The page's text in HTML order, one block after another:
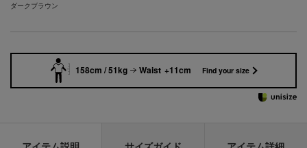
ダークブラウン
158cm / 51kg Waist +11cm Find your size